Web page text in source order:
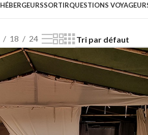
HÉBERGEURSSORTIRQUESTIONS
18 24